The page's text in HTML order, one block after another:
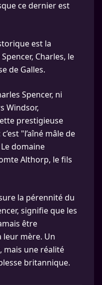
ce dernier est
est la
Charles, le
de Galles.
Spencer, ni
Windsor,
prestigieuse
"l’aîné mâle de
domaine
Althorp, le fils
la pérennité du
signifie que les
être
leur mère. Un
mais une réalité
britannique.